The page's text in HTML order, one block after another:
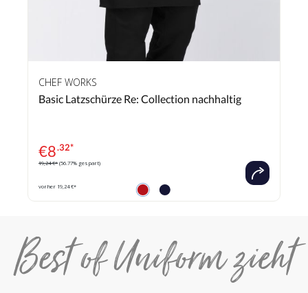
CHEF WORKS
Basic Latzschürze Re: Collection nachhaltig
€8.32*
19,24 €* (56.77% gespart)
vorher 19,24 €*
Best of Uniform zieht